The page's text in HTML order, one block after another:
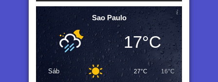
Sao Paulo
17°C
Sáb 27°C 16°C